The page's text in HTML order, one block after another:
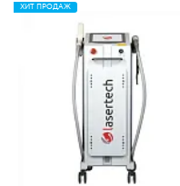
ХИТ ПРОДАЖ